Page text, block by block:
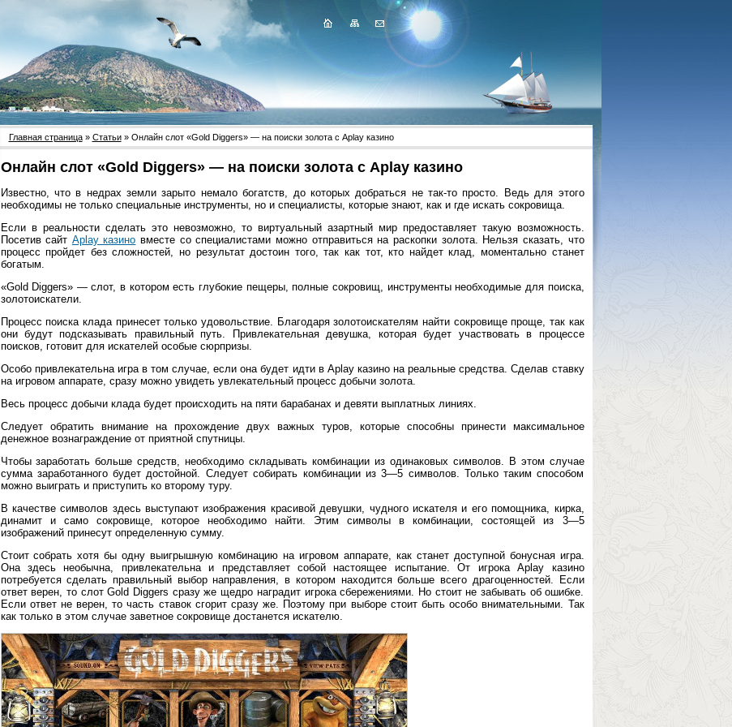
Главная страница» Статьи» Онлайн слот «Gold Diggers» — на поиски золота с Aplay казино
Онлайн слот «Gold Diggers» — на поиски золота с Aplay казино
Известно, что в недрах земли зарыто немало богатств, до которых добраться не так-то просто. Ведь для этого
необходимы не только специальные инструменты, но и специалисты, которые знают, как и где искать сокровища.
Если в реальности сделать это невозможно, то виртуальный азартный мир предоставляет такую возможность.
Посетив сайт Aplay казино вместе со специалистами можно отправиться на раскопки золота. Нельзя сказать, что
процесс пройдет без сложностей, но результат достоин того, так как тот, кто найдет клад, моментально станет
богатым.
«Gold Diggers» — слот, в котором есть глубокие пещеры, полные сокровищ, инструменты необходимые для поиска,
золотоискатели.
Процесс поиска клада принесет только удовольствие. Благодаря золотоискателям найти сокровище проще, так как
они будут подсказывать правильный путь. Привлекательная девушка, которая будет участвовать в процессе
поисков, готовит для искателей особые сюрпризы.
Особо привлекательна игра в том случае, если она будет идти в Aplay казино на реальные средства. Сделав ставку
на игровом аппарате, сразу можно увидеть увлекательный процесс добычи золота.
Весь процесс добычи клада будет происходить на пяти барабанах и девяти выплатных линиях.
Следует обратить внимание на прохождение двух важных туров, которые способны принести максимальное
денежное вознаграждение от приятной спутницы.
Чтобы заработать больше средств, необходимо складывать комбинации из одинаковых символов. В этом случае
сумма заработанного будет достойной. Следует собирать комбинации из 3—5 символов. Только таким способом
можно выиграть и приступить ко второму туру.
В качестве символов здесь выступают изображения красивой девушки, чудного искателя и его помощника, кирка,
динамит и само сокровище, которое необходимо найти. Этим символы в комбинации, состоящей из 3—5
изображений принесут определенную сумму.
Стоит собрать хотя бы одну выигрышную комбинацию на игровом аппарате, как станет доступной бонусная игра.
Она здесь необычна, привлекательна и представляет собой настоящее испытание. От игрока Aplay казино
потребуется сделать правильный выбор направления, в котором находится больше всего драгоценностей. Если
ответ верен, то слот Gold Diggers сразу же щедро наградит игрока сбережениями. Но стоит не забывать об ошибке.
Если ответ не верен, то часть ставок сгорит сразу же. Поэтому при выборе стоит быть особо внимательными. Так
как только в этом случае заветное сокровище достанется искателю.